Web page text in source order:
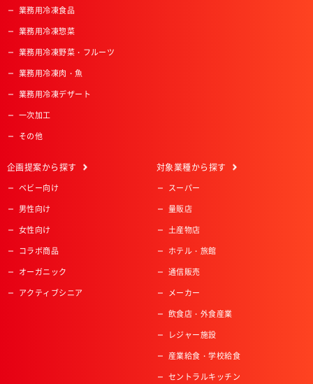
業務用冷凍食品
業務用冷凍惣菜
業務用冷凍野菜・フルーツ
業務用冷凍肉・魚
業務用冷凍デザート
一次加工
その他
企画提案から探す
ベビー向け
男性向け
女性向け
コラボ商品
オーガニック
アクティブシニア
対象業種から探す
スーパー
量販店
土産物店
ホテル・旅館
通信販売
メーカー
飲食店・外食産業
レジャー施設
産業給食・学校給食
セントラルキッチン